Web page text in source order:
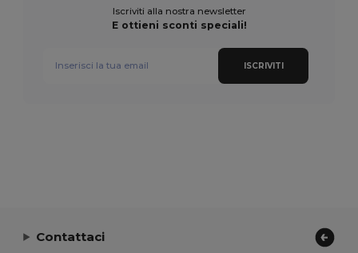
Iscriviti alla nostra newsletter
E ottieni sconti speciali!
ISCRIVITI
Contattaci